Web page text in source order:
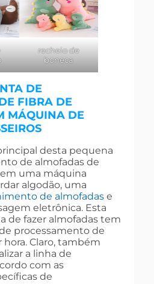
recheio de
boneca
DE
FIBRA DE
MÁQUINA DE
desta pequena
de almofadas de
uma máquina
algodão, uma
de almofadas e
eletrônica. Esta
de fazer almofadas tem
processamento de
hora. Claro, também
a linha de
com as
de